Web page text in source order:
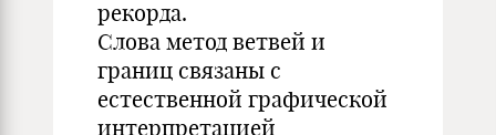
рекорда.
Слова метод ветвей и
границ связаны с
естественной графической
интерпретацией